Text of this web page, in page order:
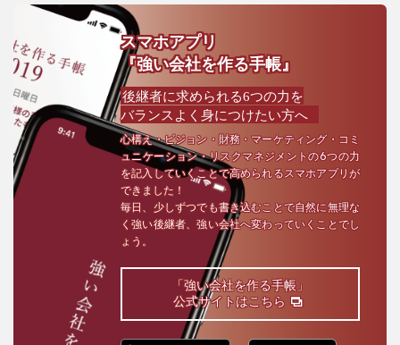
スマホアプリ
『強い会社を作る手帳』
後継者に求められる6つの力を
バランスよく身につけたい方へ
心構え・ビジョン・財務・マーケティング・コミ
ュニケーション・リスクマネジメントの6つの力
を記入していくことで高められるスマホアプリが
できました！
毎日、少しずつでも書き込むことで自然に無理な
く強い後継者、強い会社へ変わっていくことでし
ょう。
「強い会社を作る手帳」
公式サイトはこちら